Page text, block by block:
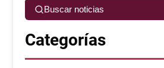
Buscar noticias
Categorías